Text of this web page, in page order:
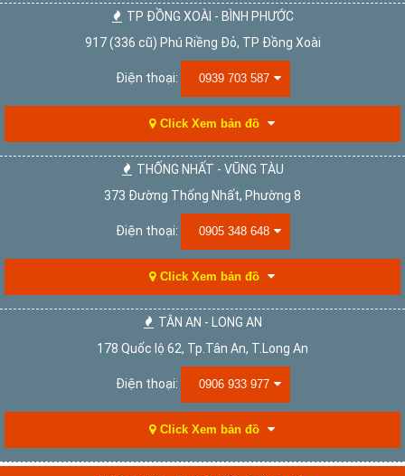
TP ĐỒNG XOÀI - BÌNH PHƯỚC
917 (336 cũ) Phú Riềng Đỏ, TP Đồng Xoài
Điện thoại: 0939 703 587
Click Xem bản đồ
THỐNG NHẤT - VŨNG TÀU
373 Đường Thống Nhất, Phường 8
Điện thoại: 0905 348 648
Click Xem bản đồ
TÂN AN - LONG AN
178 Quốc lộ 62, Tp.Tân An, T.Long An
Điện thoại: 0906 933 977
Click Xem bản đồ